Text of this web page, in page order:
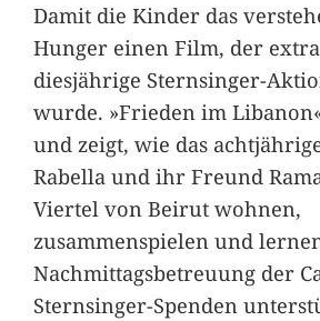
Damit die Kinder das
Hunger einen Film, der
diesjährige Sternsinger-
wurde. »Frieden im
und zeigt, wie das
Rabella und ihr Freund
Viertel von Beirut wohnen,
zusammenspielen und
Nachmittagsbetreuung der
Sternsinger-Spenden